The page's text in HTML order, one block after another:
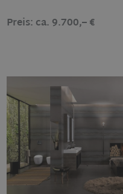
Preis: ca. 9.700,– €